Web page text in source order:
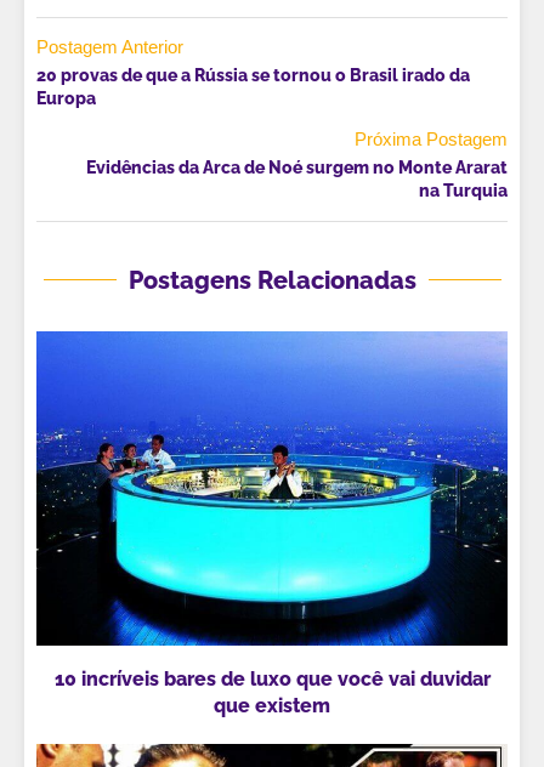
Postagem Anterior
20 provas de que a Rússia se tornou o Brasil irado da
Europa
Próxima Postagem
Evidências da Arca de Noé surgem no Monte Ararat
na Turquia
Postagens Relacionadas
10 incríveis bares de luxo que você vai duvidar
que existem